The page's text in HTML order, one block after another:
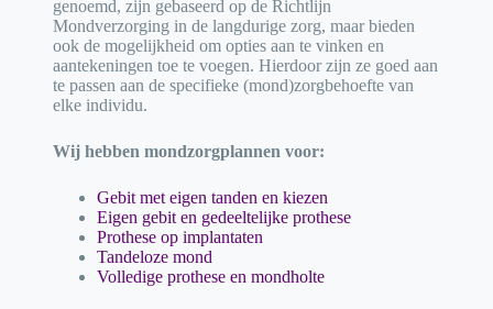
genoemd, zijn gebaseerd op de Richtlijn
Mondverzorging in de langdurige zorg, maar bieden
ook de mogelijkheid om opties aan te vinken en
aantekeningen toe te voegen. Hierdoor zijn ze goed aan
te passen aan de specifieke (mond)zorgbehoefte van
elke individu.
Wij hebben mondzorgplannen voor:
Gebit met eigen tanden en kiezen
Eigen gebit en gedeeltelijke prothese
Prothese op implantaten
Tandeloze mond
Volledige prothese en mondholte